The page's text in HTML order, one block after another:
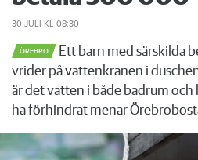
30 JULI KL 08:30
ÖREBRO
Ett barn med särskilda
vrider på vattenkranen i
är det vatten i både badrum
ha förhindrat menar